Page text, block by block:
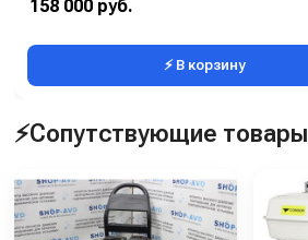
Давление (бар):
158 000 руб.
⚡ В корзину
⚡Сопутствующие товары